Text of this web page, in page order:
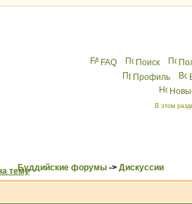
FAQ Поиск
Профиль
В этом
Буддийские форумы -> Дискуссии